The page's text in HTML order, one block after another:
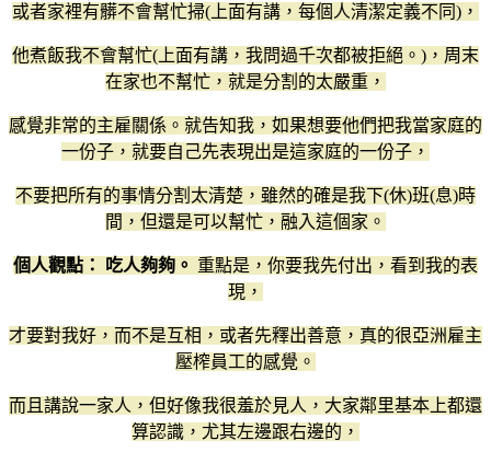
或者家裡有髒不會幫忙掃(上面有講，每個人清潔定義不同)，
他煮飯我不會幫忙(上面有講，我問過千次都被拒絕。)，周末
在家也不幫忙，就是分割的太嚴重，
感覺非常的主雇關係。就告知我，如果想要他們把我當家庭的
一份子，就要自己先表現出是這家庭的一份子，
不要把所有的事情分割太清楚，雖然的確是我下(休)班(息)時
間，但還是可以幫忙，融入這個家。
個人觀點： 吃人夠夠。 重點是，你要我先付出，看到我的表
現，
才要對我好，而不是互相，或者先釋出善意，真的很亞洲雇主
壓榨員工的感覺。
而且講說一家人，但好像我很羞於見人，大家鄰里基本上都還
算認識，尤其左邊跟右邊的，